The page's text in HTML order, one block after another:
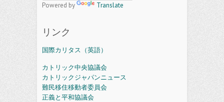
Powered by Translate
リンク
国際カリタス（英語）
カトリック中央協議会
カトリックジャパンニュース
難民移住移動者委員会
正義と平和協議会